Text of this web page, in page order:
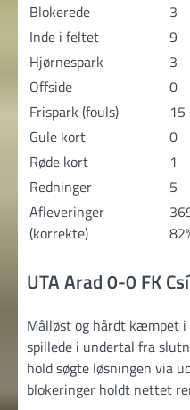
Blokerede
3
Inde i feltet
9
Hjørnespark
3
Offside
0
Frispark (fouls)
15
Gule kort
0
Røde kort
1
Redninger
5
Afleveringer
(korrekte)
UTA Arad 0-0 FK
Målløst og hårdt kæmpet
spillede i undertal fra
hold søgte løsningen via
blokeringer holdt nettet